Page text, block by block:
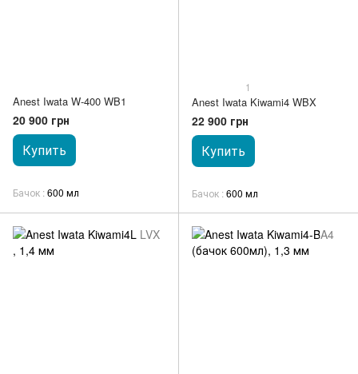
Anest Iwata W-400 WB1
20 900 грн
Купить
Бачок 600 мл
1
Anest Iwata Kiwami4 WBX
22 900 грн
Купить
Бачок 600 мл